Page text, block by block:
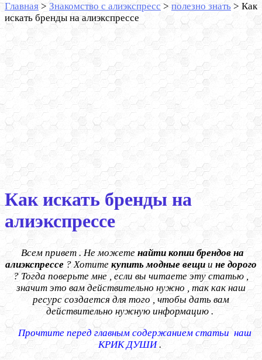
Главная > Знакомство с алиэкспресс > полезно знать > Как
искать бренды на алиэкспрессе
Как искать бренды на
алиэкспрессе
Всем привет . Не можете найти копии брендов на
алиэкспрессе ? Хотите купить модные вещии не дорого
? Тогда поверьте мне , если вы читаете эту статью ,
значит это вам действительно нужно , так как наш
ресурс создается для того , чтобы дать вам
действительно нужную информацию .
Прочтите перед главным содержанием статьи наш
КРИК ДУШИ.